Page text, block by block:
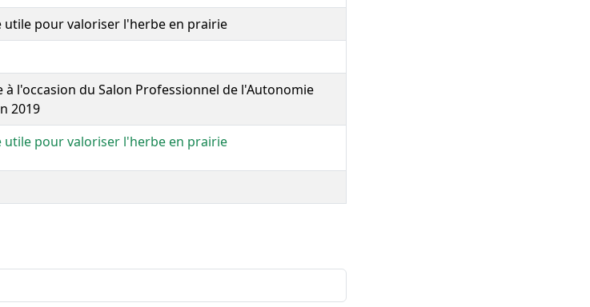
utile pour valoriser l'herbe en prairie
à l'occasion du Salon Professionnel de l'Autonomie
2019
utile pour valoriser l'herbe en prairie